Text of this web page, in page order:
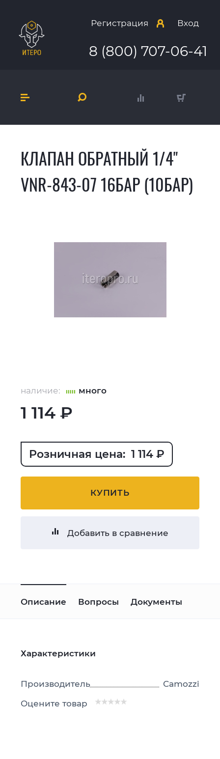
Регистрация Вход
8 (800) 707-06-41
КЛАПАН ОБРАТНЫЙ 1/4"
VNR-843-07 16БАР (10БАР)
наличие: много
1 114 ₽
Розничная цена: 1 114 ₽
КУПИТЬ
Добавить в сравнение
Описание Вопросы Документы
Характеристики
Производитель
Camozzi
Оцените товар